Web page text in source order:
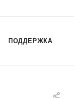
ПОДДЕРЖКА